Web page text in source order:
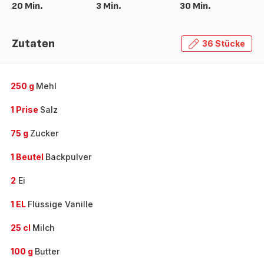
20 Min. 3 Min. 30 Min.
Zutaten 36 Stücke
250 g Mehl
1 Prise Salz
75 g Zucker
1 Beutel Backpulver
2 Ei
1 EL Flüssige Vanille
25 cl Milch
100 g Butter